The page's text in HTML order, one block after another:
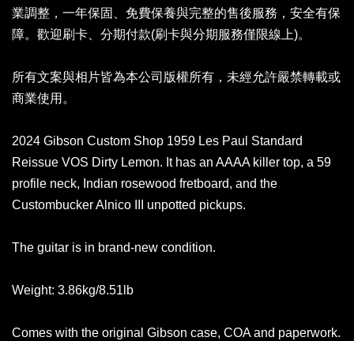
業調整，一年保固、免費保養與完整的售後服務，安全有保
障。歡迎刷卡、分期付款(刷卡與分期服務僅限線上)。
所有文案與相片皆為本公司版權所有，未經允許嚴禁轉載或
商業使用。
2024 Gibson Custom Shop 1959 Les Paul Standard
Reissue VOS Dirty Lemon. It has an AAAA killer top, a 59
profile neck, Indian rosewood fretboard, and the
Custombucker Alnico III unpotted pickups.
The guitar is in brand-new condition.
Weight: 3.86kg/8.51lb
Comes with the original Gibson case, COA and paperwork.